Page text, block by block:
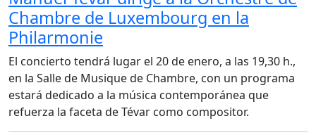
Chambre de Luxembourg en la
Philarmonie
El concierto tendrá lugar el 20 de enero, a las 19,30 h.,
en la Salle de Musique de Chambre, con un programa
estará dedicado a la música contemporánea que
refuerza la faceta de Tévar como compositor.